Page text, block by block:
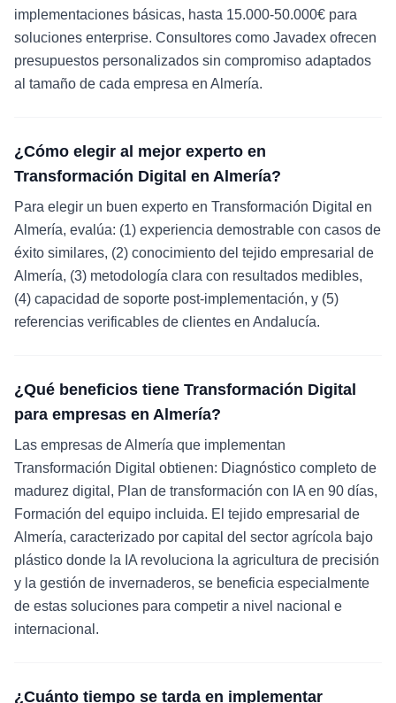
implementaciones básicas, hasta 15.000-50.000€ para
soluciones enterprise. Consultores como Javadex ofrecen
presupuestos personalizados sin compromiso adaptados
al tamaño de cada empresa en Almería.
¿Cómo elegir al mejor experto en
Transformación Digital en Almería?
Para elegir un buen experto en Transformación Digital en
Almería, evalúa: (1) experiencia demostrable con casos de
éxito similares, (2) conocimiento del tejido empresarial de
Almería, (3) metodología clara con resultados medibles,
(4) capacidad de soporte post-implementación, y (5)
referencias verificables de clientes en Andalucía.
¿Qué beneficios tiene Transformación Digital
para empresas en Almería?
Las empresas de Almería que implementan
Transformación Digital obtienen: Diagnóstico completo de
madurez digital, Plan de transformación con IA en 90 días,
Formación del equipo incluida. El tejido empresarial de
Almería, caracterizado por capital del sector agrícola bajo
plástico donde la IA revoluciona la agricultura de precisión
y la gestión de invernaderos, se beneficia especialmente
de estas soluciones para competir a nivel nacional e
internacional.
¿Cuánto tiempo se tarda en implementar